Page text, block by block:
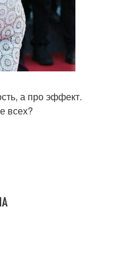
а про эффект.
всех?